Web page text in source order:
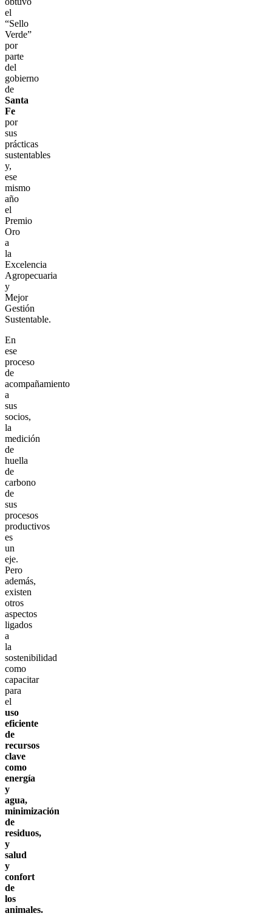
el
“Sello
Verde”
por
parte
del
gobierno
de
Santa
Fe
por
sus
prácticas
sustentables
y,
ese
mismo
año
el
Premio
Oro
a
la
Excelencia
Agropecuaria
y
Mejor
Gestión
Sustentable.
En
ese
proceso
de
acompañamiento
a
sus
socios,
la
medición
de
huella
de
carbono
de
sus
procesos
productivos
es
un
eje.
Pero
además,
existen
otros
aspectos
ligados
a
la
sostenibilidad
como
capacitar
para
el
uso
eficiente
de
recursos
clave
como
energía
y
agua,
minimización
de
residuos,
y
salud
y
confort
de
los
animales.